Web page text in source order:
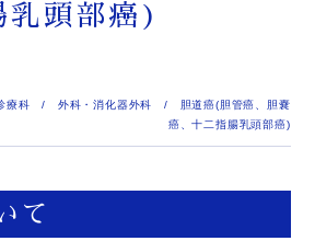
乳頭部癌)
療科 / 外科・消化器外科 /
胆道癌(胆管癌、胆嚢
癌、十二指腸乳頭部癌)
て